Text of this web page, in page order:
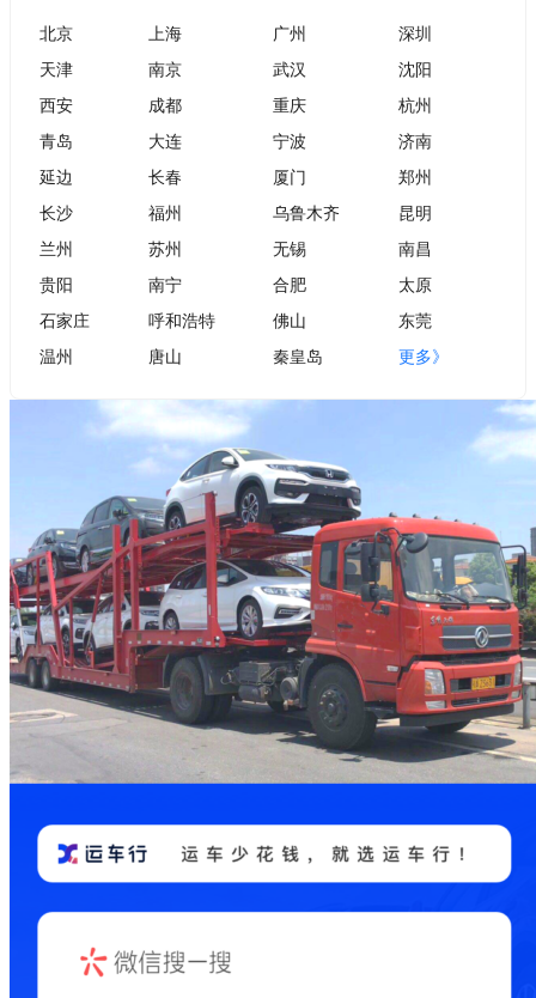
北京 上海 广州
深圳
天津
南京 武汉
沈阳
西安
成都 重庆
杭州
青岛
大连 宁波
济南
延边
长春 厦门
郑州
长沙
福州 乌鲁木齐
昆明
兰州
苏州 无锡
南昌
贵阳
南宁 合肥
太原
石家庄
呼和浩特 佛山
东莞
温州
唐山 秦皇岛 更多》